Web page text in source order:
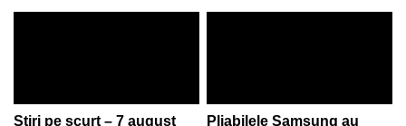
Știri pe scurt – 7 august
Pliabilele Samsung au